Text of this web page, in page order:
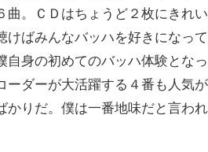
曲。ＣＤはちょうど２枚にきれ
けばみんなバッハを好きになっ
自身の初めてのバッハ体験とな
ーダーが大活躍する４番も人気
かりだ。僕は一番地味だと言わ